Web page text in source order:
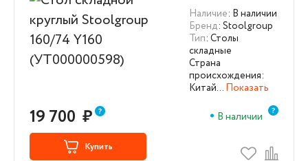
Stoolgroup 160/74
Y160
(УТ000000598)
Наличие: В наличии
Бренд: Stoolgroup
Тип: Столы
складные
Страна
происхождения:
Китай… Показать
19 700 ₽ В наличии
Купить